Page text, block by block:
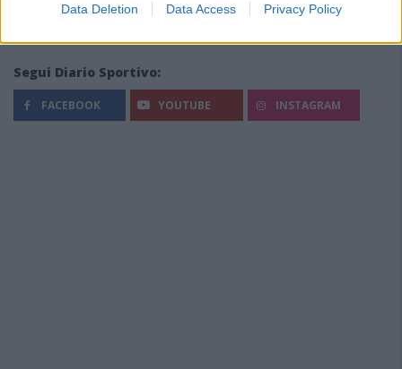
Data Deletion Data Access Privacy Policy
Segui Diario Sportivo:
FACEBOOK YOUTUBE INSTAGRAM